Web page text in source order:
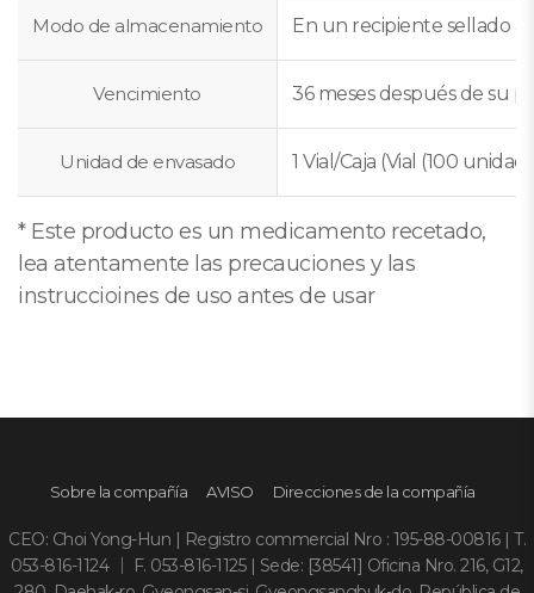
Modo de almacenamiento En un recipiente sellado
Vencimiento 36 meses después de su
Unidad de envasado 1 Vial/Caja (Vial (100
* Este producto es un medicamento recetado,
lea atentamente las precauciones y las
instruccioines de uso antes de usar
Sobre la compañía AVISO Direcciones de la compañía
CEO: Choi Yong-Hun | Registro commercial Nro : 195-88-00816 | T.
053-816-1124 ｜ F. 053-816-1125 | Sede: [38541] Oficina Nro. 216, G12,